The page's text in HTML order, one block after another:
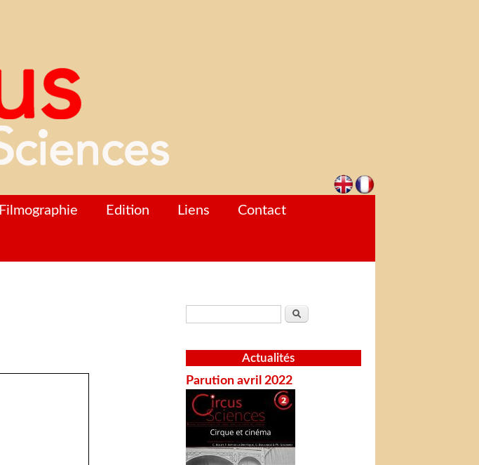
Filmographie Edition Liens Contact
Formulaire de recherche
Rechercher
Actualités
Parution avril 2022